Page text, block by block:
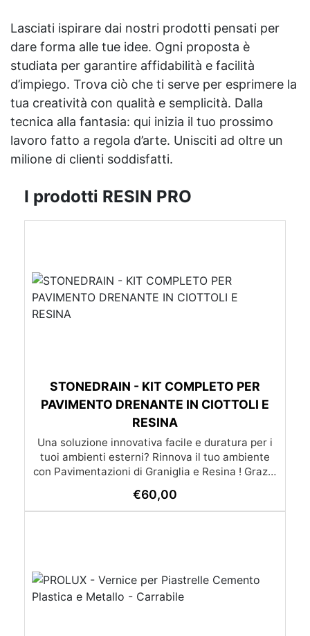
Lasciati ispirare dai nostri prodotti pensati per
dare forma alle tue idee. Ogni proposta è
studiata per garantire affidabilità e facilità
d’impiego. Trova ciò che ti serve per esprimere la
tua creatività con qualità e semplicità. Dalla
tecnica alla fantasia: qui inizia il tuo prossimo
lavoro fatto a regola d’arte. Unisciti ad oltre un
milione di clienti soddisfatti.
I prodotti RESIN PRO
STONEDRAIN - KIT COMPLETO PER
PAVIMENTO DRENANTE IN CIOTTOLI E
RESINA
Una soluzione innovativa facile e duratura per i
tuoi ambienti esterni? Rinnova il tuo ambiente
con Pavimentazioni di Graniglia e Resina ! Grazie
trasformare qualsiasi superficie diventa un gioco
da ragazzi: l’applicazione è molto semplice e –
posatori. oppure se preferisci puoi chiedere un
preventivo su misura già con posa inclusa
(servizio disponibile solo su certe province)
€60,00